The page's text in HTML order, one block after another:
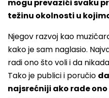
mogu prevazići svaku
težinu okolnosti u
Njegov razvoj kao
kako je sam naglasio.
radi ono što voli i da
Tako je publici i poručio
najsrećniji ako rade